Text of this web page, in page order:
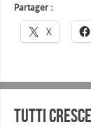
Partager :
X
Tutti